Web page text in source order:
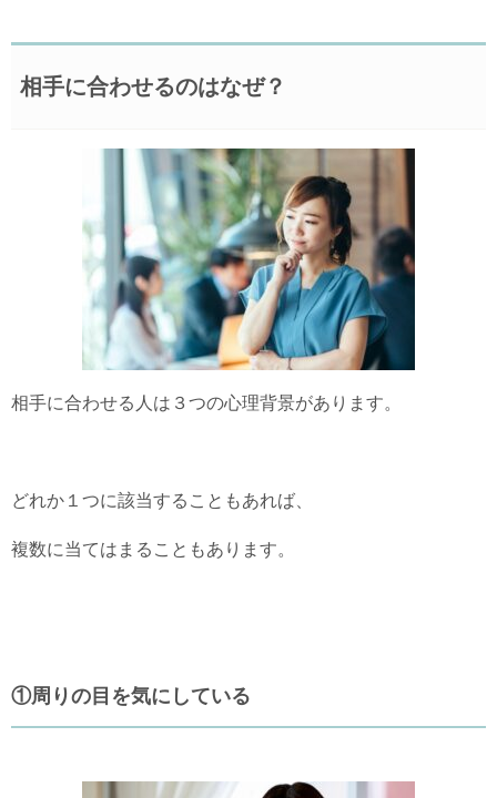
相手に合わせるのはなぜ？
相手に合わせる人は３つの心理背景があります。
どれか１つに該当することもあれば、
複数に当てはまることもあります。
①周りの目を気にしている